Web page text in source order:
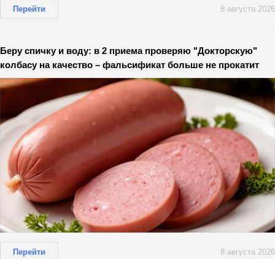
Перейти 8 августа 2026
Беру спичку и воду: в 2 приема проверяю "Докторскую"
колбасу на качество – фальсификат больше не прокатит
Перейти 8 августа 2026